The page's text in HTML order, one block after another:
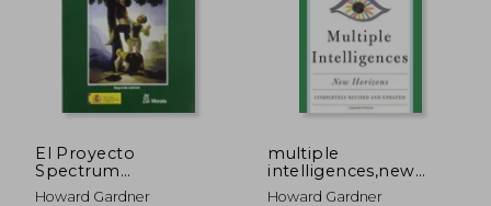
El Proyecto
Spectrum
(Paperback)
Howard Gardner
multiple
intelligences,new
horizons
Howard Gardner